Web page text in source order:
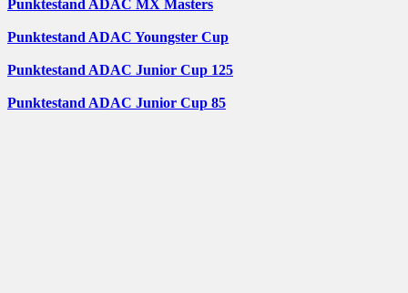
Punktestand ADAC MX Masters
Punktestand ADAC Youngster Cup
Punktestand ADAC Junior Cup 125
Punktestand ADAC Junior Cup 85